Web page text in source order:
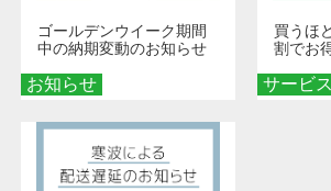
お知らせ
ゴールデンウイーク期間
中の納期変動のお知らせ
サービ
買うほ
割でお